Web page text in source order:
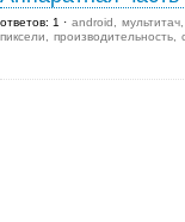
ответов: 1 android мультитач
пиксели
производительность